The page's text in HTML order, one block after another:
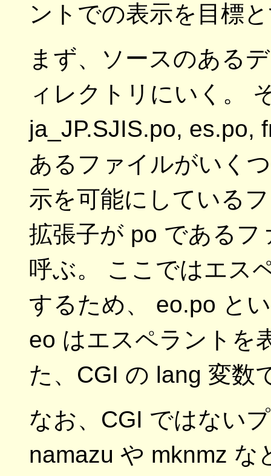
ントでの表示を目標
まず、ソースのある
ィレクトリにいく。
ja_JP.SJIS.po, es.po,
あるファイルがいく
示を可能にしている
拡張子が po である
呼ぶ。 ここではエス
するため、 eo.po と
eo はエスペラントを
た、CGI の lang 変数
なお、CGI ではない
namazu や mknmz な